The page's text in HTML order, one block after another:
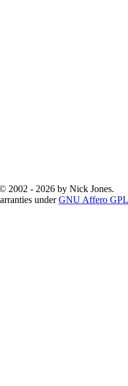
2002 - 2026 by Nick Jones.
underGNU Affero GPL